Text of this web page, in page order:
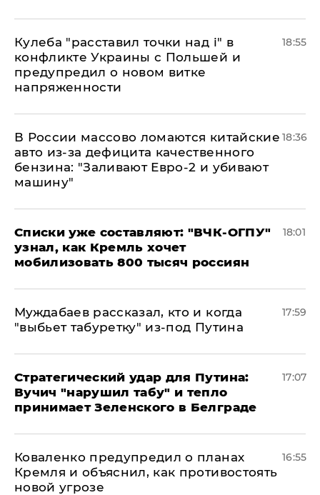
Кулеба "расставил точки над і" в
конфликте Украины с Польшей и
предупредил о новом витке
напряженности
18:55
В России массово ломаются китайские
авто из-за дефицита качественного
бензина: "Заливают Евро-2 и убивают
машину"
18:36
Списки уже составляют: "ВЧК-ОГПУ"
узнал, как Кремль хочет
мобилизовать 800 тысяч россиян
18:01
Муждабаев рассказал, кто и когда
"выбьет табуретку" из-под Путина
17:59
Стратегический удар для Путина:
Вучич "нарушил табу" и тепло
принимает Зеленского в Белграде
17:07
Коваленко предупредил о планах
Кремля и объяснил, как противостоять
новой угрозе
16:55